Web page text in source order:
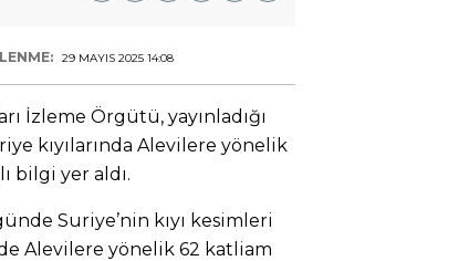
29 MAYIS 2025 14:08
İzleme Örgütü, yayınladığı
kıyılarında Alevilere yönelik
bilgi yer aldı.
Suriye’nin kıyı kesimleri
Alevilere yönelik 62 katliam